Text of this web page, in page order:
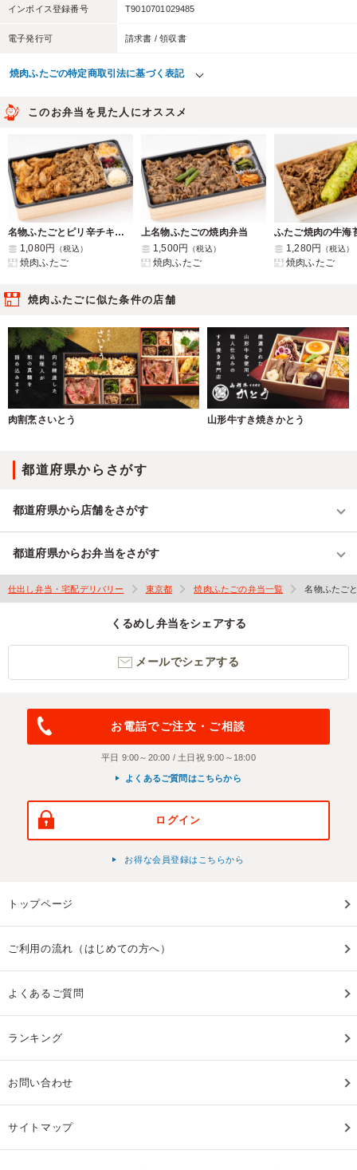
インボイス登録番号 T9010701029485
電子発行可 請求書 / 領収書
焼肉ふたごの特定商取引法に基づく表記
このお弁当を見た人にオススメ
名物ふたごとピリ辛チキンのＷ弁当
1,080円
（税込）
焼肉ふたご
上名物ふたごの焼肉弁当
1,500円
（税込）
焼肉ふたご
ふたご焼肉の牛海
1,280円
（税込）
焼肉ふたご
焼肉ふたごに似た条件の店舗
肉割烹さいとう 山形牛すき焼きかとう
都道府県からさがす
都道府県から店舗をさがす
都道府県からお弁当をさがす
仕出し弁当・宅配デリバリー 東京都 焼肉ふたごの弁当一覧 名物ふたご
くるめし弁当をシェアする
メールでシェアする
お電話でご注文・ご相談
平日 9:00～20:00 / 土日祝 9:00～18:00
よくあるご質問はこちらから
ログイン
お得な会員登録はこちらから
トップページ
ご利用の流れ（はじめての方へ）
よくあるご質問
ランキング
お問い合わせ
サイトマップ